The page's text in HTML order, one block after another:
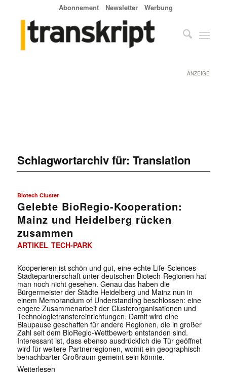
Abonnement Newsletter Werbung
ANZEIGE
Schlagwortarchiv für: Translation
Biotech Cluster
Gelebte BioRegio-Kooperation:
Mainz und Heidelberg rücken
zusammen
ARTIKEL TECH-PARK
Kooperieren ist schön und gut, eine echte Life-Sciences-
Städtepartnerschaft unter deutschen Biotech-Regionen hat
man noch nicht gesehen. Genau das haben die
Bürgermeister der Städte Heidelberg und Mainz nun in
einem Memorandum of Understanding beschlossen: eine
engere Zusammenarbeit der Clusterorganisationen und
Technologietransfereinrichtungen. Damit wird eine
Blaupause geschaffen für andere Regionen, die in großer
Zahl seit dem BioRegio-Wettbewerb entstanden sind.
Interessant ist, dass ebenso ausdrücklich die Tür geöffnet
wird für weitere Partnerregionen, womit ein geographisch
benachbarter Großraum gemeint sein könnte.
Weiterlesen